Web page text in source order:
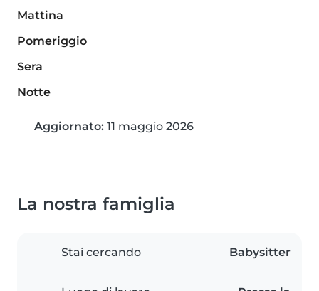
Mattina
Pomeriggio
Sera
Notte
Aggiornato: 11 maggio 2026
La nostra famiglia
Stai cercando Babysitter